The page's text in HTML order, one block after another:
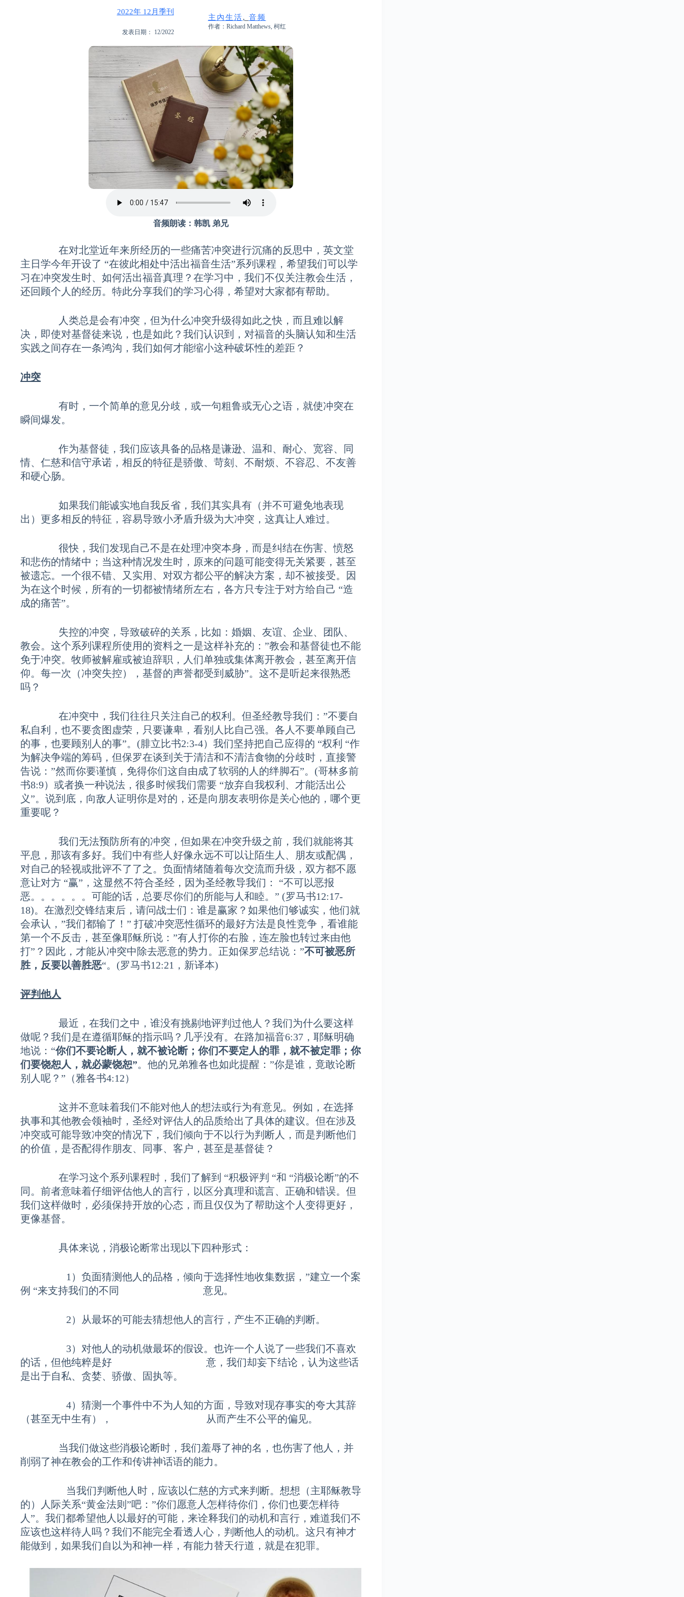
2022年 12月季刊
发表日期： 12/2022
主內生活, 音频
作者：Richard Matthews, 柯红
音频朗读：韩凯 弟兄
在对北堂近年来所经历的一些痛苦冲突进行沉痛的反思中，英文堂
主日学今年开设了 “在彼此相处中活出福音生活”系列课程，希望我们可以学
习在冲突发生时、如何活出福音真理？在学习中，我们不仅关注教会生活，
还回顾个人的经历。特此分享我们的学习心得，希望对大家都有帮助。
人类总是会有冲突，但为什么冲突升级得如此之快，而且难以解
决，即使对基督徒来说，也是如此？我们认识到，对福音的头脑认知和生活
实践之间存在一条鸿沟，我们如何才能缩小这种破坏性的差距？
冲突
有时，一个简单的意见分歧，或一句粗鲁或无心之语，就使冲突在
瞬间爆发。
作为基督徒，我们应该具备的品格是谦逊、温和、耐心、宽容、同
情、仁慈和信守承诺，相反的特征是骄傲、苛刻、不耐烦、不容忍、不友善
和硬心肠。
如果我们能诚实地自我反省，我们其实具有（并不可避免地表现
出）更多相反的特征，容易导致小矛盾升级为大冲突，这真让人难过。
很快，我们发现自己不是在处理冲突本身，而是纠结在伤害、愤怒
和悲伤的情绪中；当这种情况发生时，原来的问题可能变得无关紧要，甚至
被遗忘。一个很不错、又实用、对双方都公平的解决方案，却不被接受。因
为在这个时候，所有的一切都被情绪所左右，各方只专注于对方给自己 “造
成的痛苦”。
失控的冲突，导致破碎的关系，比如：婚姻、友谊、企业、团队、
教会。这个系列课程所使用的资料之一是这样补充的：”教会和基督徒也不能
免于冲突。牧师被解雇或被迫辞职，人们单独或集体离开教会，甚至离开信
仰。每一次（冲突失控），基督的声誉都受到威胁”。这不是听起来很熟悉
吗？
在冲突中，我们往往只关注自己的权利。但圣经教导我们：”不要自
私自利，也不要贪图虚荣，只要谦卑，看别人比自己强。各人不要单顾自己
的事，也要顾别人的事”。(腓立比书2:3-4）我们坚持把自己应得的 “权利 “作
为解决争端的筹码，但保罗在谈到关于清洁和不清洁食物的分歧时，直接警
告说：”然而你要谨慎，免得你们这自由成了软弱的人的绊脚石”。(哥林多前
书8:9）或者换一种说法，很多时候我们需要 “放弃自我权利、才能活出公
义”。说到底，向敌人证明你是对的，还是向朋友表明你是关心他的，哪个更
重要呢？
我们无法预防所有的冲突，但如果在冲突升级之前，我们就能将其
平息，那该有多好。我们中有些人好像永远不可以让陌生人、朋友或配偶，
对自己的轻视或批评不了了之。负面情绪随着每次交流而升级，双方都不愿
意让对方 “赢”，这显然不符合圣经，因为圣经教导我们： “不可以恶报
恶。。。。。。可能的话，总要尽你们的所能与人和睦。” (罗马书12:17-
18)。在激烈交锋结束后，请问战士们：谁是赢家？如果他们够诚实，他们就
会承认，”我们都输了！” 打破冲突恶性循环的最好方法是良性竞争，看谁能
第一个不反击，甚至像耶稣所说：”有人打你的右脸，连左脸也转过来由他
打”？因此，才能从冲突中除去恶意的势力。正如保罗总结说：”不可被恶所
胜，反要以善胜恶“。(罗马书12:21，新译本)
评判他人
最近，在我们之中，谁没有挑剔地评判过他人？我们为什么要这样
做呢？我们是在遵循耶稣的指示吗？几乎没有。在路加福音6:37，耶稣明确
地说：“你们不要论断人，就不被论断；你们不要定人的罪，就不被定罪；你
们要饶恕人，就必蒙饶恕”。他的兄弟雅各也如此提醒：”你是谁，竟敢论断
别人呢？”（雅各书4:12）
这并不意味着我们不能对他人的想法或行为有意见。例如，在选择
执事和其他教会领袖时，圣经对评估人的品质给出了具体的建议。但在涉及
冲突或可能导致冲突的情况下，我们倾向于不以行为判断人，而是判断他们
的价值，是否配得作朋友、同事、客户，甚至是基督徒？
在学习这个系列课程时，我们了解到 “积极评判 “和 “消极论断”的不
同。前者意味着仔细评估他人的言行，以区分真理和谎言、正确和错误。但
我们这样做时，必须保持开放的心态，而且仅仅为了帮助这个人变得更好，
更像基督。
具体来说，消极论断常出现以下四种形式：
1）负面猜测他人的品格，倾向于选择性地收集数据，”建立一个案
例 “来支持我们的不同 意见。
2）从最坏的可能去猜想他人的言行，产生不正确的判断。
3）对他人的动机做最坏的假设。也许一个人说了一些我们不喜欢
的话，但他纯粹是好 意，我们却妄下结论，认为这些话
是出于自私、贪婪、骄傲、固执等。
4）猜测一个事件中不为人知的方面，导致对现存事实的夸大其辞
（甚至无中生有）， 从而产生不公平的偏见。
当我们做这些消极论断时，我们羞辱了神的名，也伤害了他人，并
削弱了神在教会的工作和传讲神话语的能力。
当我们判断他人时，应该以仁慈的方式来判断。想想（主耶稣教导
的）人际关系“黄金法则”吧：”你们愿意人怎样待你们，你们也要怎样待
人”。我们都希望他人以最好的可能，来诠释我们的动机和言行，难道我们不
应该也这样待人吗？我们不能完全看透人心，判断他人的动机。这只有神才
能做到，如果我们自以为和神一样，有能力替天行道，就是在犯罪。